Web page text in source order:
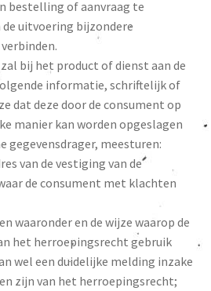
bestelling of aanvraag te
uitvoering bijzondere
bij het product of dienst aan de
informatie, schriftelijk of
dat deze door de consument op
manier kan worden opgeslagen
gegevensdrager, meesturen:
van de vestiging van de
de consument met klachten
waaronder en de wijze waarop de
het herroepingsrecht gebruik
wel een duidelijke melding inzake
zijn van het herroepingsrecht;